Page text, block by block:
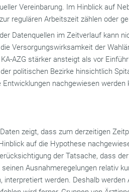
Vereinbarung. Im Hinblick auf
regulären Arbeitszeit zählen oder
Datenquellen im Zeitverlauf kann
Versorgungswirksamkeit der
AZG stärker ansteigt als vor
politischen Bezirke hinsichtlich
Entwicklungen nachgewiesen werden
zeigt, dass zum derzeitigen
auf die Hypothese
der Tatsache, dass
Ausnahmeregelungen relativ
interpretiert werden. Deshalb